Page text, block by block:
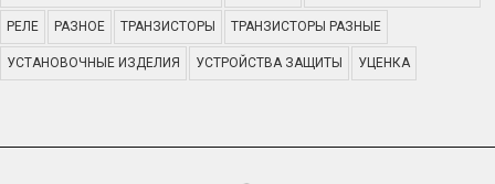
РЕЛЕ РАЗНОЕ ТРАНЗИСТОРЫ ТРАНЗИСТОРЫ РАЗНЫЕ
УСТАНОВОЧНЫЕ ИЗДЕЛИЯ УСТРОЙСТВА ЗАЩИТЫ УЦЕНКА